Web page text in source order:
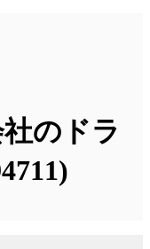
のドラ